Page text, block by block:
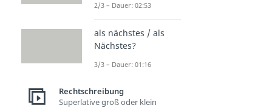
2/3 – Dauer: 02:53
als nächstes / als
Nächstes?
3/3 – Dauer: 01:16
Rechtschreibung
Superlative groß oder klein